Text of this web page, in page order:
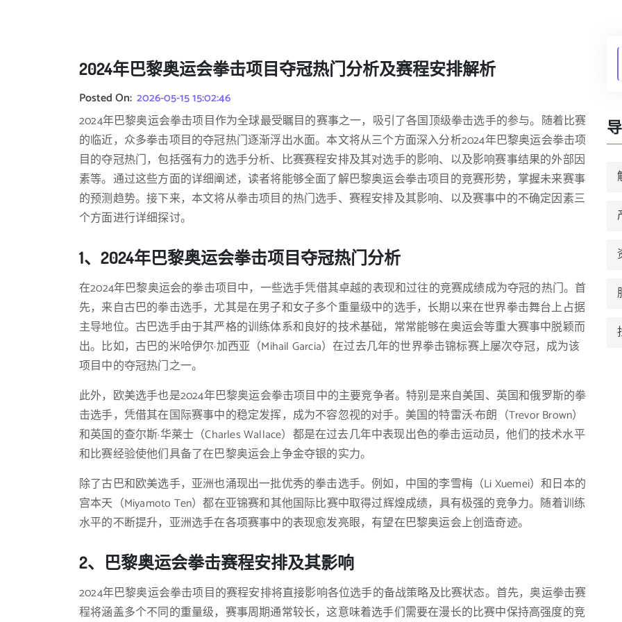
2024年巴黎奥运会拳击项目夺冠热门分析及赛程安排解析
Posted On: 2026-05-15 15:02:46
2024年巴黎奥运会拳击项目作为全球最受瞩目的赛事之一，吸引了各国顶级拳击选手的参与。随着比赛
的临近，众多拳击项目的夺冠热门逐渐浮出水面。本文将从三个方面深入分析2024年巴黎奥运会拳击项
目的夺冠热门，包括强有力的选手分析、比赛赛程安排及其对选手的影响、以及影响赛事结果的外部因
素等。通过这些方面的详细阐述，读者将能够全面了解巴黎奥运会拳击项目的竞赛形势，掌握未来赛事
的预测趋势。接下来，本文将从拳击项目的热门选手、赛程安排及其影响、以及赛事中的不确定因素三
个方面进行详细探讨。
1、2024年巴黎奥运会拳击项目夺冠热门分析
在2024年巴黎奥运会的拳击项目中，一些选手凭借其卓越的表现和过往的竞赛成绩成为夺冠的热门。首
先，来自古巴的拳击选手，尤其是在男子和女子多个重量级中的选手，长期以来在世界拳击舞台上占据
主导地位。古巴选手由于其严格的训练体系和良好的技术基础，常常能够在奥运会等重大赛事中脱颖而
出。比如，古巴的米哈伊尔·加西亚（Mihail Garcia）在过去几年的世界拳击锦标赛上屡次夺冠，成为该
项目中的夺冠热门之一。
此外，欧美选手也是2024年巴黎奥运会拳击项目中的主要竞争者。特别是来自美国、英国和俄罗斯的拳
击选手，凭借其在国际赛事中的稳定发挥，成为不容忽视的对手。美国的特雷沃·布朗（Trevor Brown）
和英国的查尔斯·华莱士（Charles Wallace）都是在过去几年中表现出色的拳击运动员，他们的技术水平
和比赛经验使他们具备了在巴黎奥运会上争金夺银的实力。
除了古巴和欧美选手，亚洲也涌现出一批优秀的拳击选手。例如，中国的李雪梅（Li Xuemei）和日本的
宫本天（Miyamoto Ten）都在亚锦赛和其他国际比赛中取得过辉煌成绩，具有极强的竞争力。随着训练
水平的不断提升，亚洲选手在各项赛事中的表现愈发亮眼，有望在巴黎奥运会上创造奇迹。
2、巴黎奥运会拳击赛程安排及其影响
2024年巴黎奥运会拳击项目的赛程安排将直接影响各位选手的备战策略及比赛状态。首先，奥运拳击赛
程将涵盖多个不同的重量级，赛事周期通常较长，这意味着选手们需要在漫长的比赛中保持高强度的竞